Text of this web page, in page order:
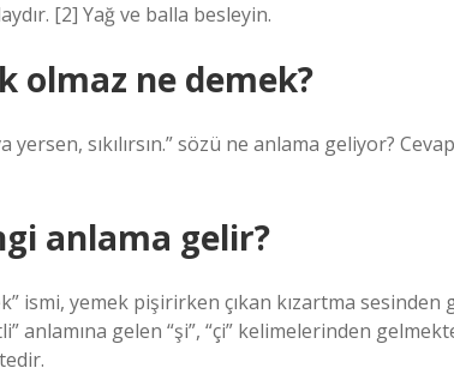
[2] Yağ ve balla besleyin.
olmaz ne demek?
yersen, sıkılırsın.” sözü ne anlama geliyor?
anlama gelir?
ismi, yemek pişirirken çıkan kızartma
anlamına gelen “şi”, “çi” kelimelerinden